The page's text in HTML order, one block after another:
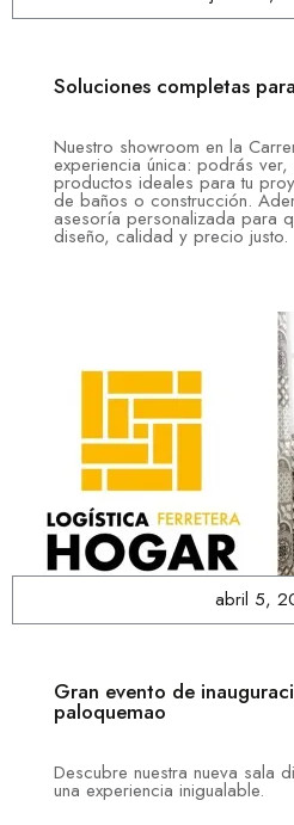
Soluciones completas
Nuestro showroom en la
experiencia única: podrás
productos ideales para tu
de baños o construcción.
asesoría personalizada para
diseño, calidad y precio justo.
abril 5,
Gran evento de
paloquemao
Descubre nuestra nueva sala
una experiencia inigualable.